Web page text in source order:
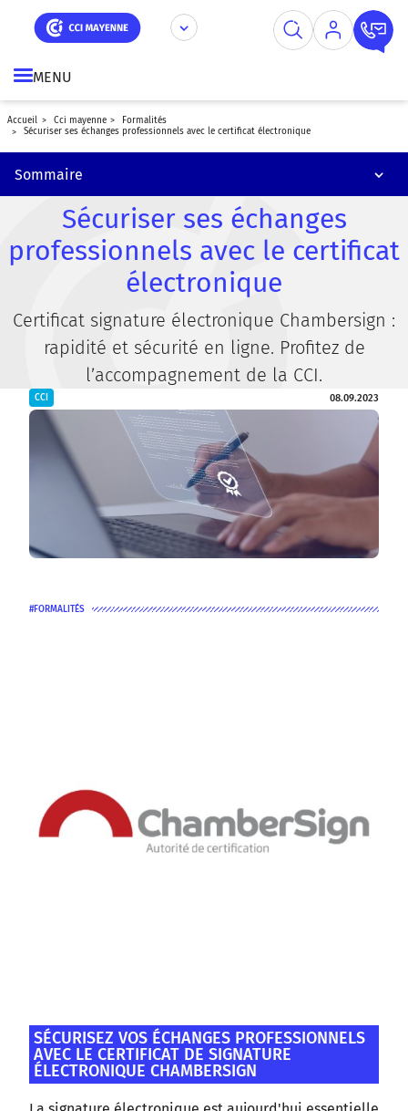
contenu
MENU
accueil cci mayenne
formalités
sécuriser ses échanges professionnels avec le certificat électronique
Sommaire
Obtenir sa carte de commerçant ambulant
Obtenir sa carte professionnelle immobilière
Accueillir des jeunes en stage dans votre entreprise
Contacter les services Formalités
Sécuriser ses échanges
professionnels avec le certificat
électronique
Certificat signature électronique Chambersign :
rapidité et sécurité en ligne. Profitez de
l’accompagnement de la CCI.
CCI 08.09.2023
FORMALITÉS
SÉCURISEZ VOS ÉCHANGES PROFESSIONNELS
AVEC LE CERTIFICAT DE SIGNATURE
ÉLECTRONIQUE CHAMBERSIGN
Panneau de gestion des cookies